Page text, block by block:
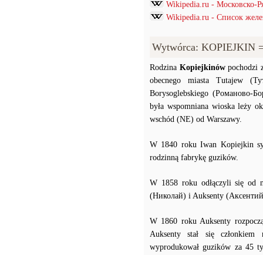
Wikipedia.ru - Московско-
Wikipedia.ru - Список
Wytwórca:
Rodzina Kopiejkinówpochodzi
obecnego miasta Tutajew
Borysoglebskiego (Романово-
była wspomniana wioska leży
wschód (NE) od Warszawy.
W 1840 roku Iwan Kopiejkin
rodzinną fabrykę guzików.
W 1858 roku odłączyli się od
(Николай) i Auksenty
W 1860 roku Auksenty
Auksenty stał się członkiem
wyprodukował guzików za 45